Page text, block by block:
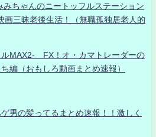
みちゃんのニートッフルステーション
画三昧老後生活！（無職孤独居老人的
ルMAX2- FX！オ・カマトレーダーの
編（おもしろ動画まとめ速報）
男の髪ってるまとめ速報！！激しく